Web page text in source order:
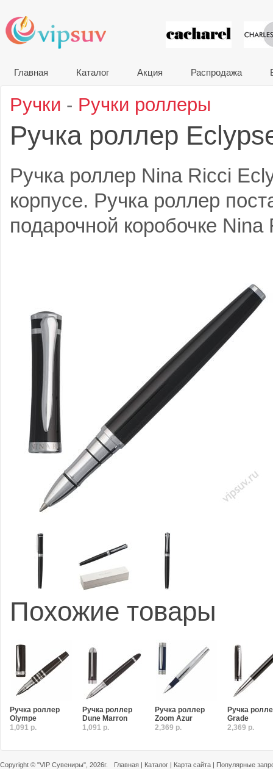
VIP
Главная Каталог Акция Распродажа
Ручки - Ручки роллеры
Ручка роллер
Ручка роллер Nina Ricci
корпусе. Ручка роллер
подарочной коробочке Nina
Похожие товары
Ручка роллер
Olympe
1,091 р.
Ручка роллер
Dune Marron
1,091 р.
Ручка роллер
Zoom Azur
2,369 р.
Ручка
Grade
2,369 р.
Copyright © "VIP Сувениры" , 2026г. Главная | Каталог | Карта сайта | Популярные